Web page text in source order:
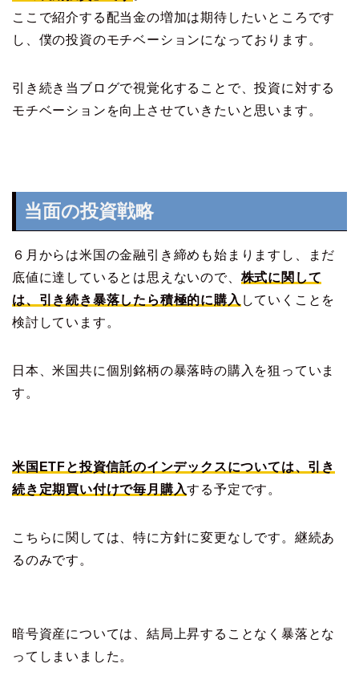
ここで紹介する配当金の増加は期待したいところです
し、僕の投資のモチベーションになっております。
引き続き当ブログで視覚化することで、投資に対する
モチベーションを向上させていきたいと思います。
当面の投資戦略
６月からは米国の金融引き締めも始まりますし、まだ
底値に達しているとは思えないので、 株式に関して
は、引き続き暴落したら積極的に購入 していくことを
検討しています。
日本、米国共に個別銘柄の暴落時の購入を狙っていま
す。
米国ETFと投資信託のインデックスについては、引き
続き定期買い付けで毎月購入する予定です。
こちらに関しては、特に方針に変更なしです。継続あ
るのみです。
暗号資産については、結局上昇することなく暴落とな
ってしまいました。